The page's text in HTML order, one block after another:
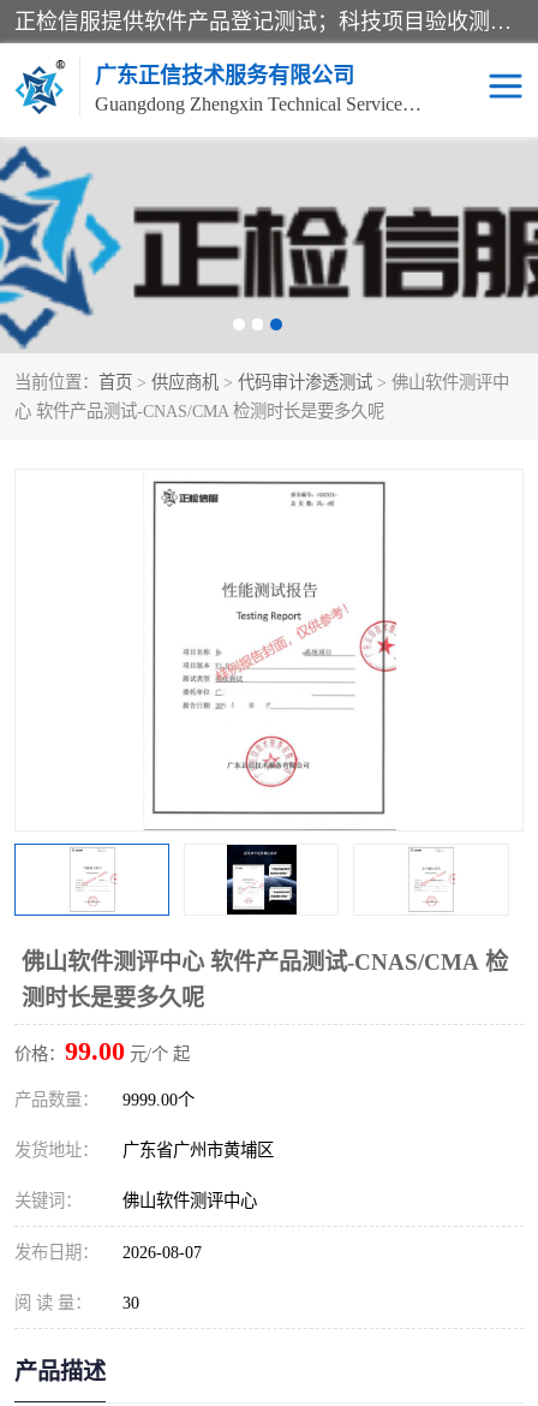
正检信服提供软件产品登记测试；科技项目验收测试；产品确认测试；功能测试；性能测试；安全测试；代码审计测试；漏洞扫描测试；渗透测试；风险评估测试；信息安全等级保护测评；双软认定；实验室建设质量体系建设；软件着作权、软件评测等服务。
广东正信技术服务有限公司
Guangdong Zhengxin Technical Service Co., Ltd
当前位置： 首页 > 供应商机 > 代码审计渗透测试 > 佛山软件测评中
心 软件产品测试-CNAS/CMA 检测时长是要多久呢
佛山软件测评中心 软件产品测试-CNAS/CMA 检
测时长是要多久呢
价格： 99.00 元/个 起
产品数量： 9999.00个
发货地址： 广东省广州市黄埔区
关键词： 佛山软件测评中心
发布日期： 2026-08-07
阅 读 量： 30
产品描述
电子政务验收测评 数字信息化验收测评
应用软件系统测试 信息系统漏洞扫描
科技成果鉴定测试
信息安全风险评估 系统性能效率测试